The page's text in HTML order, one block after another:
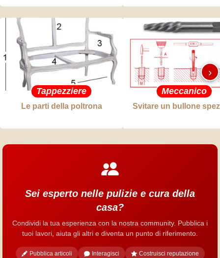
Tappezziere
Le parti della poltrona
Meccanico
Svitare un bullone
›
Sei esperto nelle pulizie e cura della
casa?
Condividi la tua esperienza con la nostra community. Pubblica i
tuoi lavori, aiuta gli altri e diventa un punto di riferimento.
Pubblica articoli Interagisci Costruisci reputazione